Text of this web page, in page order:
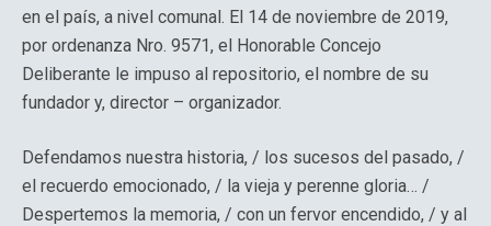
en el país, a nivel comunal. El 14 de noviembre de 2019,
por ordenanza Nro. 9571, el Honorable Concejo
Deliberante le impuso al repositorio, el nombre de su
fundador y, director – organizador.
Defendamos nuestra historia, / los sucesos del pasado, /
el recuerdo emocionado, / la vieja y perenne gloria… /
Despertemos la memoria, / con un fervor encendido, / y al